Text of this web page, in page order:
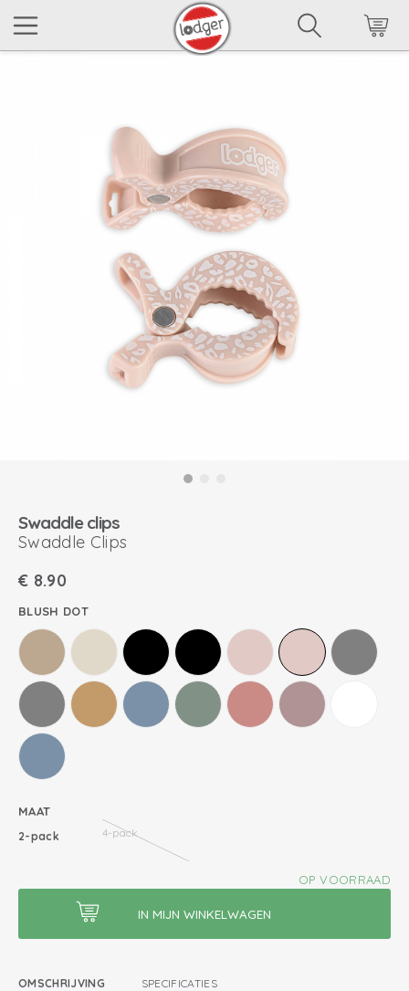
Swaddle clips
Swaddle Clips
€ 8.90
BLUSH DOT
MAAT
2-pack 4-pack
OP VOORRAAD
OMSCHRIJVING SPECIFICATIES